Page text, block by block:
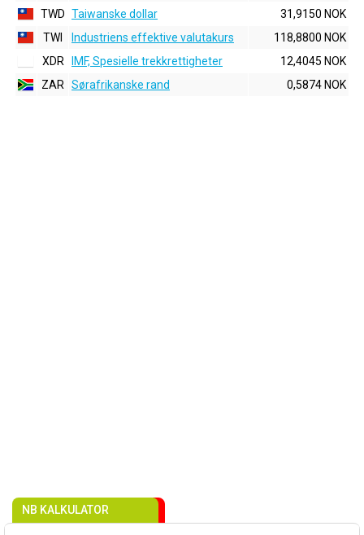
TWD Taiwanske dollar
31,9150 NOK
TWI
Industriens effektive valutakurs
118,8800 NOK
XDR
IMF, Spesielle trekkrettigheter
12,4045 NOK
ZAR
Sørafrikanske rand 0,5874 NOK
NB KALKULATOR